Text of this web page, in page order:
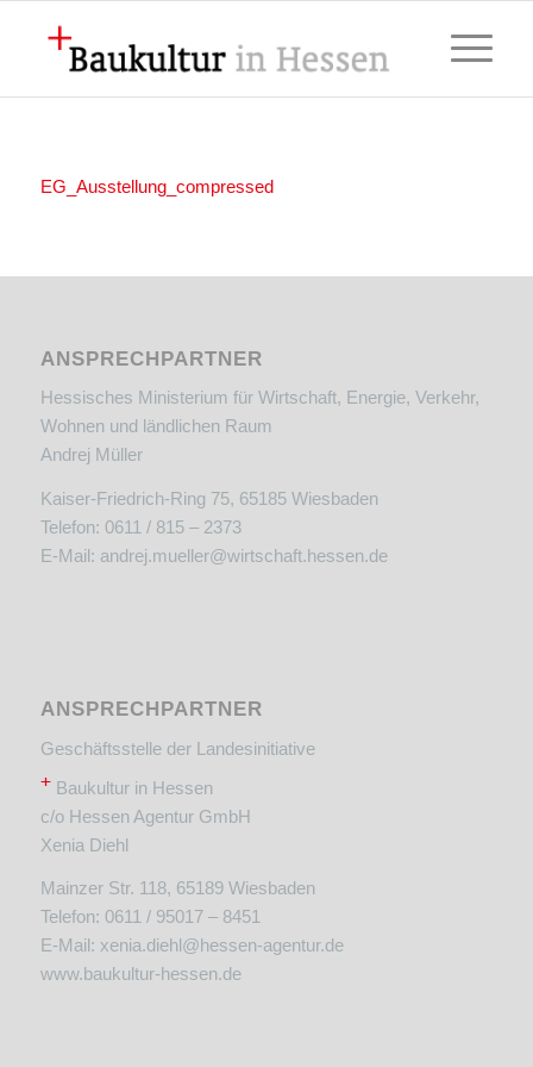
EG_Ausstellung_compressed
ANSPRECHPARTNER
Hessisches Ministerium für Wirtschaft, Energie, Verkehr,
Wohnen und ländlichen Raum
Andrej Müller
Kaiser-Friedrich-Ring 75, 65185 Wiesbaden
Telefon: 0611 / 815 – 2373
E-Mail: andrej.mueller@wirtschaft.hessen.de
ANSPRECHPARTNER
Geschäftsstelle der Landesinitiative
+Baukultur in Hessen
c/o Hessen Agentur GmbH
Xenia Diehl
Mainzer Str. 118, 65189 Wiesbaden
Telefon: 0611 / 95017 – 8451
E-Mail: xenia.diehl@hessen-agentur.de
www.baukultur-hessen.de